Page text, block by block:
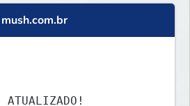
mush.com.br
ATUALIZADO!